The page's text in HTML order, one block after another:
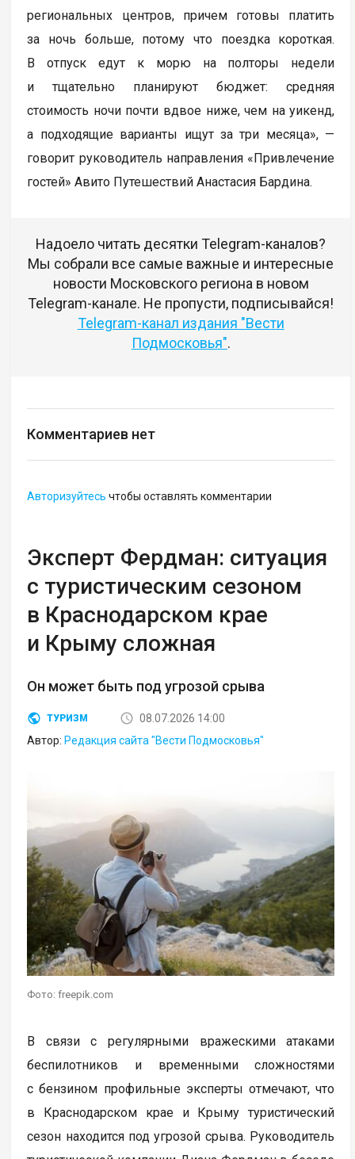
региональных центров, причем готовы платить
за ночь больше, потому что поездка короткая.
В отпуск едут к морю на полторы недели
и тщательно планируют бюджет: средняя
стоимость ночи почти вдвое ниже, чем на уикенд,
а подходящие варианты ищут за три месяца», —
говорит руководитель направления «Привлечение
гостей» Авито Путешествий Анастасия Бардина.
Надоело читать десятки Telegram-каналов?
Мы собрали все самые важные и интересные
новости Московского региона в новом
Telegram-канале. Не пропусти, подписывайся!
Telegram-канал издания "Вести
Подмосковья".
Комментариев нет
Авторизуйтесь чтобы оставлять комментарии
Эксперт Фердман: ситуация
с туристическим сезоном
в Краснодарском крае
и Крыму сложная
Он может быть под угрозой срыва
ТУРИЗМ
08.07.2026 14:00
Автор: Редакция сайта "Вести Подмосковья"
Фото: freepik.com
В связи с регулярными вражескими атаками
беспилотников и временными сложностями
с бензином профильные эксперты отмечают, что
в Краснодарском крае и Крыму туристический
сезон находится под угрозой срыва. Руководитель